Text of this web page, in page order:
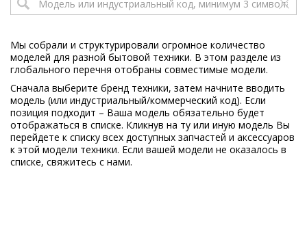
Мы собрали и структурировали огромное количество
моделей для разной бытовой техники. В этом разделе из
глобального перечня отобраны совместимые модели.
Сначала выберите бренд техники, затем начните вводить
модель (или индустриальный/коммерческий код). Если
позиция подходит – Ваша модель обязательно будет
отображаться в списке. Кликнув на ту или иную модель Вы
перейдете к списку всех доступных запчастей и аксессуаров
к этой модели техники. Если вашей модели не оказалось в
списке, свяжитесь с нами.